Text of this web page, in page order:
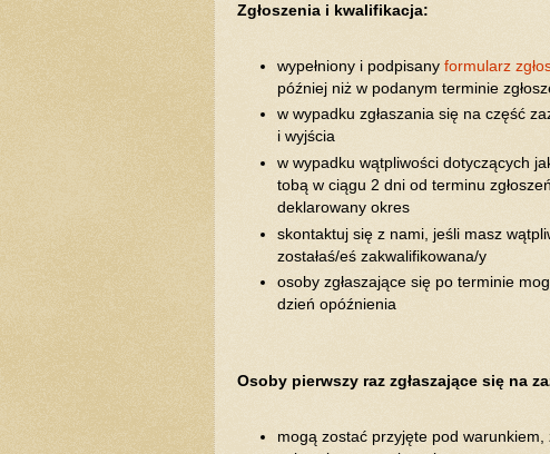
Zgłoszenia i kwalifikacja:
wypełniony i podpisanyformularz
później niż w podanym terminie
w wypadku zgłaszania się na część
i wyjścia
w wypadku wątpliwości dotyczących
tobą w ciągu 2 dni od terminu
deklarowany okres
skontaktuj się z nami, jeśli masz
zostałaś/eś zakwalifikowana/y
osoby zgłaszające się po terminie
dzień opóźnienia
Osoby pierwszy raz zgłaszające się na
mogą zostać przyjęte pod warunkiem,